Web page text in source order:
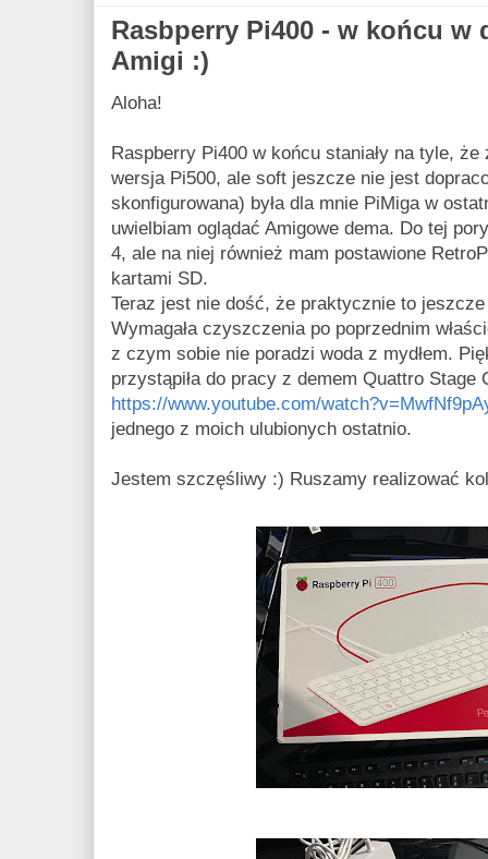
Rasbperry Pi400 - w końcu w
Amigi :)
Aloha!
Raspberry Pi400 w końcu staniały na tyle,
wersja Pi500, ale soft jeszcze nie jest
skonfigurowana) była dla mnie PiMiga w
uwielbiam oglądać Amigowe dema. Do tej
4, ale na niej również mam postawione
kartami SD.
Teraz jest nie dość, że praktycznie to
Wymagała czyszczenia po poprzednim
z czym sobie nie poradzi woda z mydłem.
przystąpiła do pracy z demem Quattro Stage
https://www.youtube.com/
jednego z moich ulubionych ostatnio.
Jestem szczęśliwy :) Ruszamy realizować